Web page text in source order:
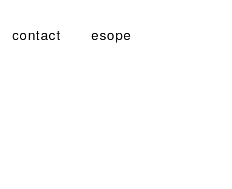
contact esope